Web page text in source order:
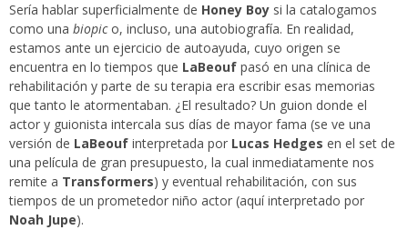
Sería hablar superficialmente de Honey Boy si la catalogamos
como una biopico, incluso, una autobiografía. En realidad,
estamos ante un ejercicio de autoayuda, cuyo origen se
encuentra en lo tiempos que LaBeouf pasó en una clínica de
rehabilitación y parte de su terapia era escribir esas memorias
que tanto le atormentaban. ¿El resultado? Un guion donde el
actor y guionista intercala sus días de mayor fama (se ve una
versión de LaBeouf interpretada por Lucas Hedges en el set de
una película de gran presupuesto, la cual inmediatamente nos
remite a Transformers) y eventual rehabilitación, con sus
tiempos de un prometedor niño actor (aquí interpretado por
Noah Jupe).